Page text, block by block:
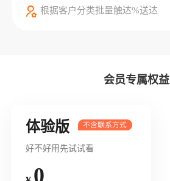
根据客户分类批量触达%送达
会员专属权益
体验版
好不好用先试试看
0